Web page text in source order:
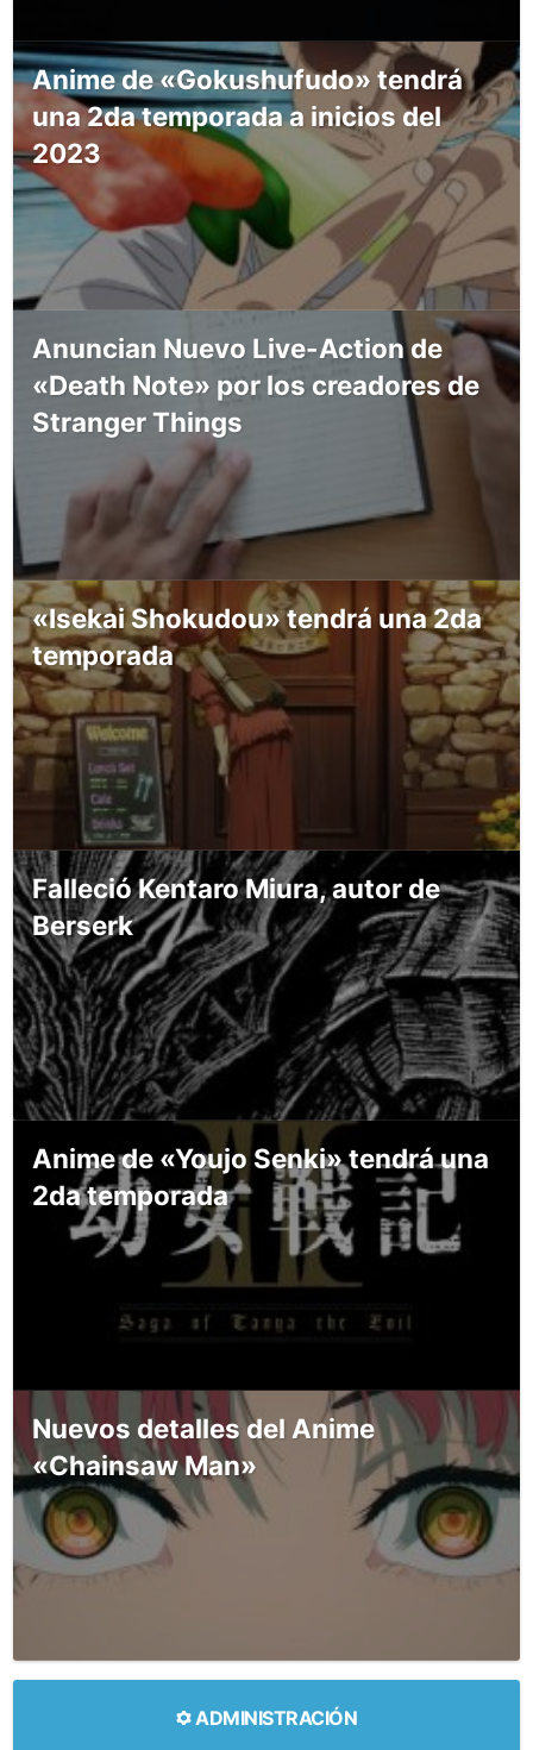
Anime de «Gokushufudo» tendrá
una 2da temporada a inicios del
2023
Anuncian Nuevo Live-Action de
«Death Note» por los creadores de
Stranger Things
«Isekai Shokudou» tendrá una 2da
temporada
Falleció Kentaro Miura, autor de
Berserk
Anime de «Youjo Senki» tendrá una
2da temporada
Nuevos detalles del Anime
«Chainsaw Man»
ADMINISTRACIÓN